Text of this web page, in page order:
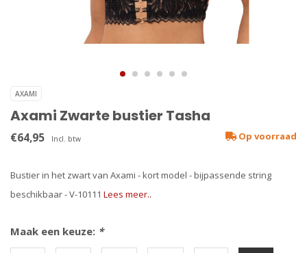
AXAMI
Axami Zwarte bustier Tasha
€64,95 Incl. btw Op voorraad
Bustier in het zwart van Axami - kort model - bijpassende string
beschikbaar - V-10111 Lees meer..
Maak een keuze: *